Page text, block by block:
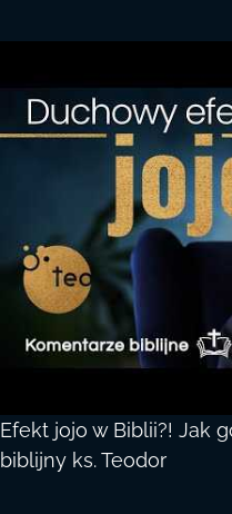
Efekt jojo w Biblii?! Jak
biblijny ks. Teodor